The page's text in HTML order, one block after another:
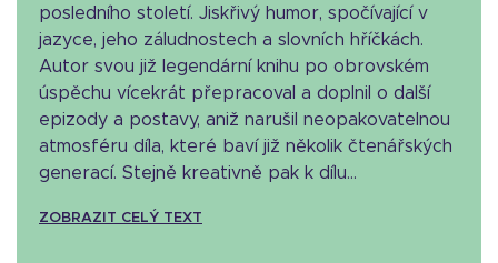
posledního století. Jiskřivý humor, spočívající v
jazyce, jeho záludnostech a slovních hříčkách.
Autor svou již legendární knihu po obrovském
úspěchu vícekrát přepracoval a doplnil o další
epizody a postavy, aniž narušil neopakovatelnou
atmosféru díla, které baví již několik čtenářských
generací. Stejně kreativně pak k dílu...
ZOBRAZIT CELÝ TEXT